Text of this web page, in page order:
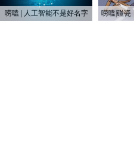
唠嗑 | 人工智能不是好名字